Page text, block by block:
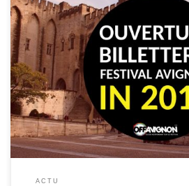
Pour faire vos réservations de spectacles
2019, l’ouverture de la billetterie se fera à
10h. Voila les différents points de vente pour
guichet du Cloître-Saint-Louis, 20 rue du
lundi au vendredi […]
ACTU